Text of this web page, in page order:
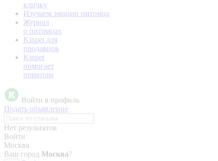
кличку
Изучаем эмоции питомца
Журнал
о питомцах
Kinpet для
продавцов
Kinpet
помогает
приютам
Войти в профиль
Подать объявление
Нет результатов
Войти
Москва
Ваш город Москва?